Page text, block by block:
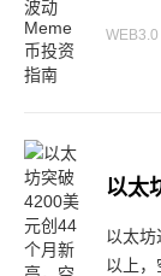
WEB3.0
以太
以太
以上